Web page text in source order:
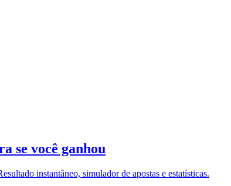
se você ganhou
instantâneo, simulador de apostas e estatísticas.